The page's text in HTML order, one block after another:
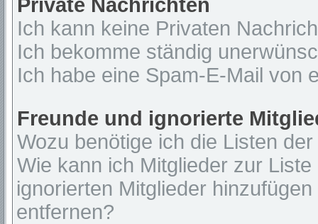
Private Nachrichten
Ich kann keine Privaten
Ich bekomme ständig
Ich habe eine Spam-E-Mail von
Freunde und ignorierte
Wozu benötige ich die Listen
Wie kann ich Mitglieder zur
ignorierten Mitglieder
entfernen?